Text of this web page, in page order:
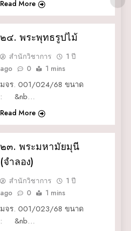
Read More
๒๔. พระพุทธรูปไม้
สำนักวิชาการ
1 ปี
ago
0 1 mins
มจร. 001/024/68 ขนาด
: &nb…
Read More
๒๓. พระมหามัยมุนี
(จำลอง)
สำนักวิชาการ
1 ปี
ago
0 1 mins
มจร. 001/023/68 ขนาด
: &nb…